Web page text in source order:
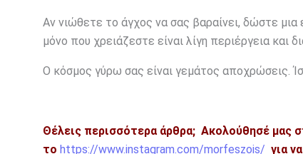
Αν νιώθετε το άγχος να σας βαραίνει, δώστε μια
μόνο που χρειάζεστε είναι λίγη περιέργεια
Ο κόσμος γύρω σας είναι γεμάτος αποχρώσεις.
Θέλεις περισσότερα άρθρα; Ακολούθησέ μας
το https://www.instagram.com/morfeszois/ για